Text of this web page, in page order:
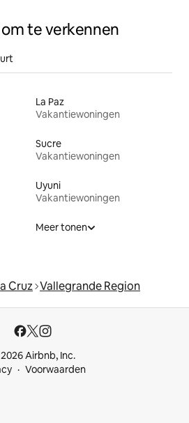
te verkennen
La Paz
Vakantiewoningen
Sucre
Vakantiewoningen
Uyuni
Vakantiewoningen
Meer tonen
Cruz Vallegrande Region
Airbnb, Inc.
Voorwaarden